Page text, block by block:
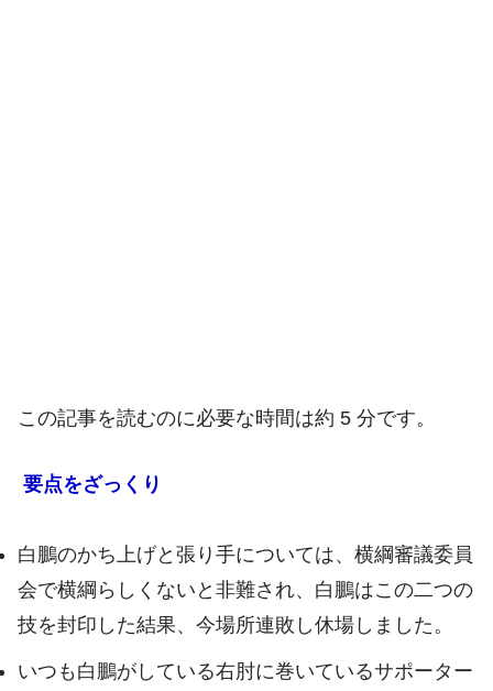
この記事を読むのに必要な時間は約 5 分です。
要点をざっくり
白鵬のかち上げと張り手については、横綱審議委員
会で横綱らしくないと非難され、白鵬はこの二つの
技を封印した結果、今場所連敗し休場しました。
いつも白鵬がしている右肘に巻いているサポーター